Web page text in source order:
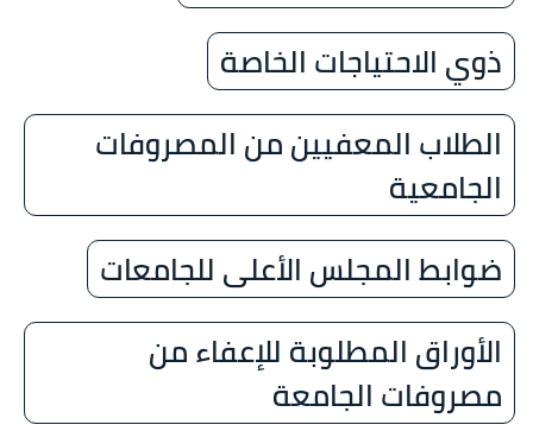
ذوي الاحتياجات الخاصة
الطلاب المعفيين من المصروفات
الجامعية
ضوابط المجلس الأعلى للجامعات
الأوراق المطلوبة للإعفاء من
مصروفات الجامعة